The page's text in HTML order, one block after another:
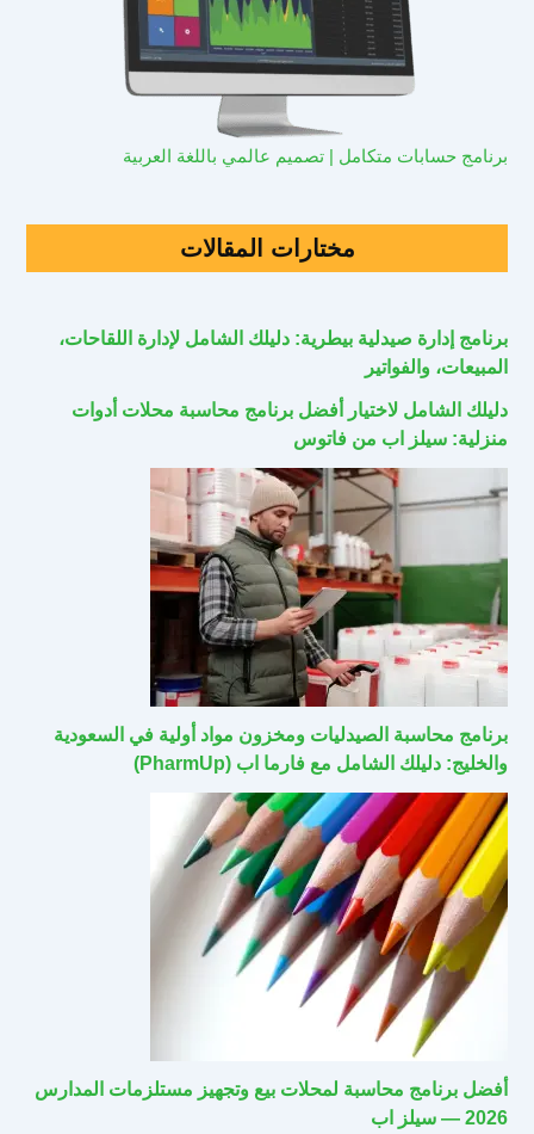
برنامج حسابات متكامل | تصميم عالمي باللغة العربية
مختارات المقالات
برنامج إدارة صيدلية بيطرية: دليلك الشامل لإدارة اللقاحات،
المبيعات، والفواتير
دليلك الشامل لاختيار أفضل برنامج محاسبة محلات أدوات
منزلية: سيلز اب من فاتوس
برنامج محاسبة الصيدليات ومخزون مواد أولية في السعودية
والخليج: دليلك الشامل مع فارما اب (PharmUp)
أفضل برنامج محاسبة لمحلات بيع وتجهيز مستلزمات المدارس
2026 — سيلز اب